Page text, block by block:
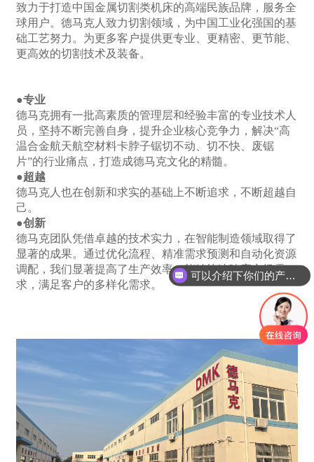
致力于打造中国金属切割类机床的高端民族品牌，服务全
球用户。德马克人致力切割领域，为中国工业化强国的基
础工艺努力。为更多客户提供更专业、更精密、更节能、
更高效的切割技术及装备。
●专业
德马克拥有一批高素质的管理层和经验丰富的专业技术人
员，坚持不断完善自身，提升企业核心竞争力，解决“高
温合金航天航空材料卡脖子锯切不动、切不快、废锯
片”的行业痛点，打造成德马克文化的精髓。
●超越
德马克人也在创新和求实的基础上不断追求，不断超越自
己。
●创新
德马克团队凭借卓越的技术实力，在智能制造领域取得了
显著的成果。通过优化流程、精准需求预测和自动化资源
调配，我们显著提高了生产效率，能够快速响应市场需
求，满足客户的多样化需求。
可以介绍下你们的产品么